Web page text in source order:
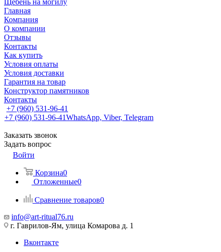
Щебень на могилу
Главная
Компания
О компании
Отзывы
Контакты
Как купить
Условия оплаты
Условия доставки
Гарантия на товар
Конструктор памятников
Контакты
+7 (960) 531-96-41
+7 (960) 531-96-41WhatsApp, Viber, Telegram
Заказать звонок
Задать вопрос
Войти
Корзина0
Отложенные0
Сравнение товаров0
info@art-ritual76.ru
г. Гаврилов-Ям, улица Комарова д. 1
Вконтакте